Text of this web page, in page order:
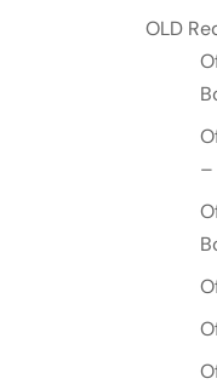
OLD
–